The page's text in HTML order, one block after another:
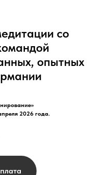
со
опытных
2026 года.